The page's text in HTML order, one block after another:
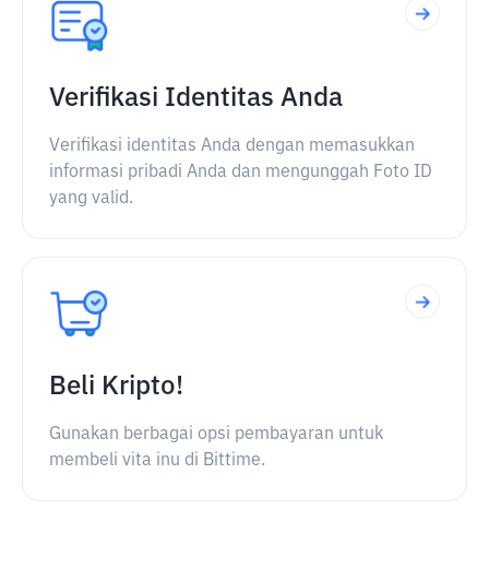
Verifikasi Identitas Anda
Verifikasi identitas Anda dengan memasukkan
informasi pribadi Anda dan mengunggah Foto ID
yang valid.
Beli Kripto!
Gunakan berbagai opsi pembayaran untuk
membeli vita inu di Bittime.